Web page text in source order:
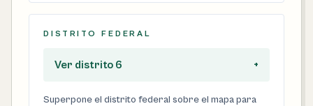
DISTRITO FEDERAL
Ver distrito 6 +
Superpone el distrito federal sobre el mapa para